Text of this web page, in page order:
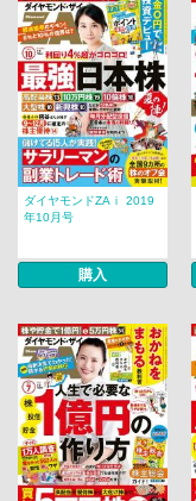
ダイヤモンドZAｉ 2019
年10月号
購入